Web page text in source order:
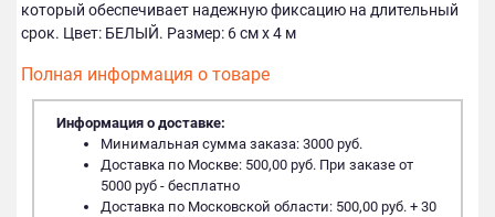
который обеспечивает надежную фиксацию на длительный
срок. Цвет: БЕЛЫЙ. Размер: 6 см х 4 м
Полная информация о товаре
Информация о доставке:
Минимальная сумма заказа: 3000 руб.
Доставка по Москве: 500,00 руб. При заказе от
5000 руб - бесплатно
Доставка по Московской области: 500,00 руб. + 30